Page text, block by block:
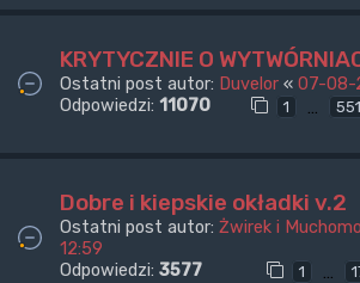
KRYTYCZNIE O
Ostatni post autor: Duvelor « 07-08-
Odpowiedzi: 11070 1 … 551
Dobre i kiepskie okładki v.2
Ostatni post autor: Żwirek i
12:59
Odpowiedzi: 3577 1